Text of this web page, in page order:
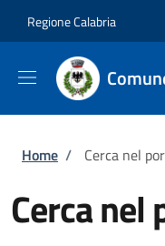
Regione Calabria
Briciole di
Home / Cerca nel
Cerca nel